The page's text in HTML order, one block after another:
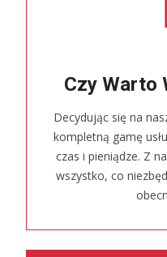
Czy Warto
Decydując się na
kompletną gamę
czas i pieniądze. Z
wszystko, co